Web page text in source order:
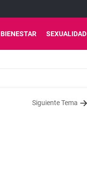
BIENESTAR SEXUALIDAD
Siguiente Tema